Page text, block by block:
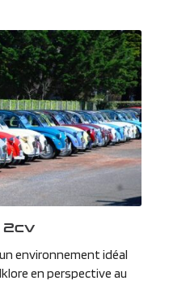
2cv
environnement idéal
en perspective au